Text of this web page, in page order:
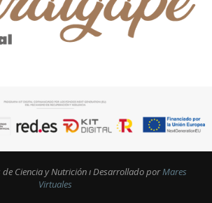
de Ciencia y Nutrición ı Desarrollado porMares
Virtuales